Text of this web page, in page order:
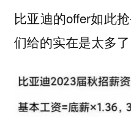
比亚迪的offer如此
们给的实在是太多了